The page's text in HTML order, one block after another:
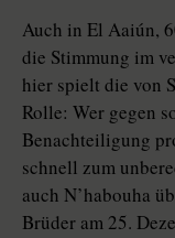
Auch in El Aaiún,
die Stimmung im
hier spielt die von
Rolle: Wer gegen
Benachteiligung
schnell zum
auch N’habouha
Brüder am 25.